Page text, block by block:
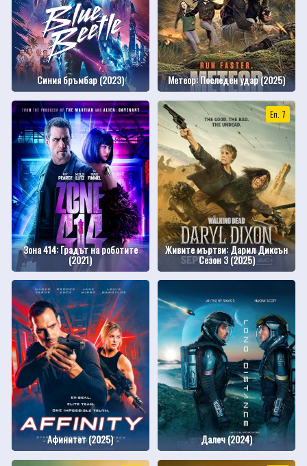
Синия бръмбар (2023) Метеор: Последен удар (2025)
Зона 414: Градът на роботите
(2021)
Еп. 7
Живите мъртви: Дарил Диксън
Сезон 3 (2025)
Афинитет (2025) Далеч (2024)